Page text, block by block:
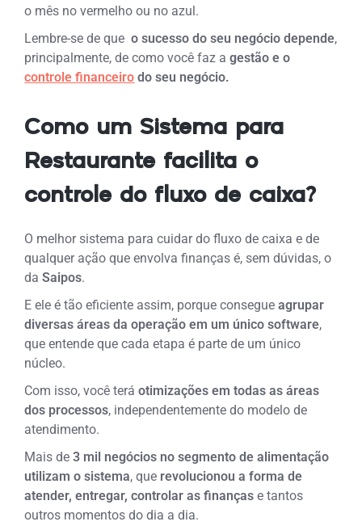
o mês no vermelho ou no azul.
Lembre-se de queo sucesso do seu negócio depende,
principalmente, de como você faz agestão e o
controle financeiro do seu negócio.
Como um Sistema para
Restaurante facilita o
controle do fluxo de caixa?
O melhor sistema para cuidar do fluxo de caixa e de
qualquer ação que envolva finanças é, sem dúvidas, o
da Saipos.
E ele é tão eficiente assim, porque consegueagrupar
diversas áreas da operação em um único software,
que entende que cada etapa é parte de um único
núcleo.
Com isso, você teráotimizações em todas as áreas
dos processos, independentemente do modelo de
atendimento.
Mais de3 mil negócios no segmento de alimentação
utilizam o sistema, que revolucionou a forma de
atender, entregar, controlar as finanças e tantos
outros momentos do dia a dia.